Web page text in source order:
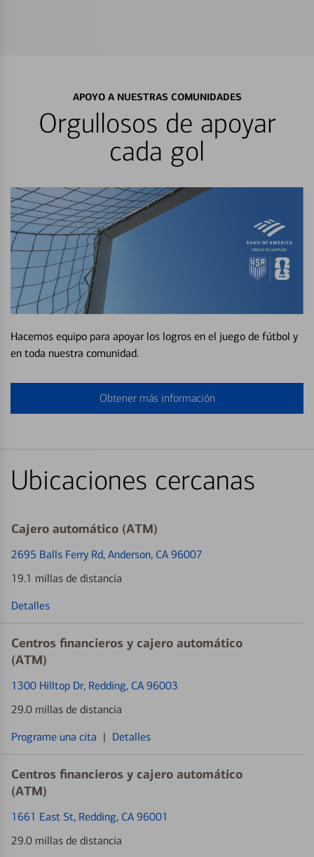
APOYO A NUESTRAS COMUNIDADES
Orgullosos de apoyar
cada gol
Hacemos equipo para apoyar los logros en el juego de fútbol y
en toda nuestra comunidad.
Obtener más información
Ubicaciones cercanas
Cajero automático (ATM)
2695 Balls Ferry Rd, Anderson, CA 96007
19.1 millas de distancia
Detalles
Centros financieros y cajero automático
(ATM)
1300 Hilltop Dr, Redding, CA 96003
29.0 millas de distancia
Programe una cita | Detalles
Centros financieros y cajero automático
(ATM)
1661 East St, Redding, CA 96001
29.0 millas de distancia